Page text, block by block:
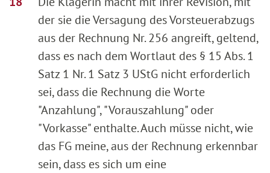
der sie die Versagung des Vorsteuerabzugs
aus der Rechnung Nr. 256 angreift, geltend,
dass es nach dem Wortlaut des § 15 Abs. 1
Satz 1 Nr. 1 Satz 3 UStG nicht erforderlich
sei, dass die Rechnung die Worte
"Anzahlung", "Vorauszahlung" oder
"Vorkasse" enthalte. Auch müsse nicht, wie
das FG meine, aus der Rechnung erkennbar
sein, dass es sich um eine